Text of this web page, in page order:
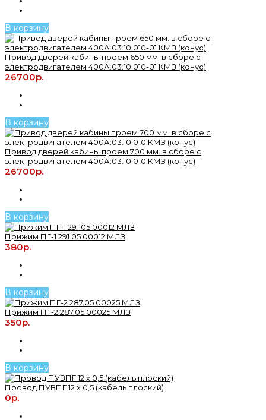
В корзину
Привод дверей кабины проем 650 мм. в сборе с
электродвигателем 400А.03.10.010-01 КМЗ (конус)
26700р.
В корзину
Привод дверей кабины проем 700 мм. в сборе с
электродвигателем 400А.03.10.010 КМЗ (конус)
26700р.
В корзину
Прижим ПГ-1 291.05.00012 МЛЗ
380р.
В корзину
Прижим ПГ-2 287.05.00025 МЛЗ
350р.
В корзину
Провод ПУВПГ 12 х 0,5 (кабель плоский)
0р.